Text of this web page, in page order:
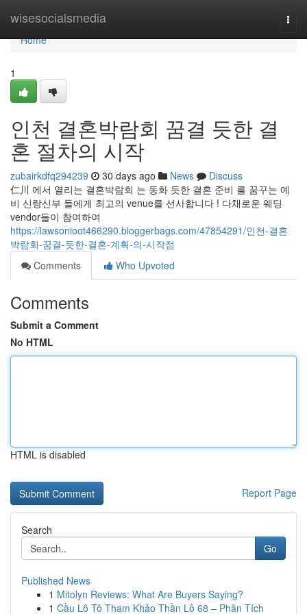
wisesocialsmedia
Home
Home
1
인천 결혼박람회 꿈결 듯한 결
혼 절차의 시작
zubairkdfq294239 30 days ago News
Discuss
仁川 에서 열리는 결혼박람회 는 동화 듯한 결혼 준비 를 꿈꾸는 예
비 신랑신부 들에게 최고의 venue를 선사합니다 ! 다채로운 웨딩
vendor들이 참여하여
https://lawsonioot466290.bloggerbags.com/47854291/인천-결혼
박람회-꿈결-듯한-결혼-계획-의-시작점
Comments
Who Upvoted
Comments
Submit a Comment
No HTML
HTML is disabled
Report Page
Search
Go
Published News
1 Mitolyn Reviews: What Are Buyers Saying?
1 Cầu Lô Tô Tham Khảo Thần Lô 68 – Phân Tích